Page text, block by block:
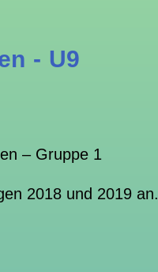
- U9
– Gruppe 1
2018 und 2019 an.